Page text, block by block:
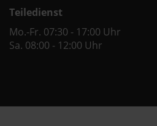
Teiledienst
Mo.-Fr. 07:30 - 17:00 Uhr
Sa. 08:00 - 12:00 Uhr